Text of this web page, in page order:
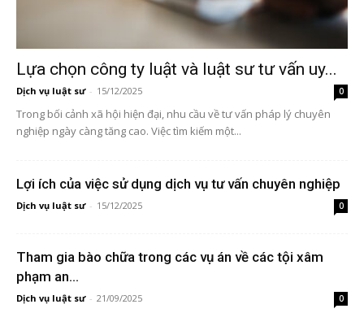
Lựa chọn công ty luật và luật sư tư vấn uy...
Dịch vụ luật sư - 15/12/2025 0
Trong bối cảnh xã hội hiện đại, nhu cầu về tư vấn pháp lý chuyên
nghiệp ngày càng tăng cao. Việc tìm kiếm một...
Lợi ích của việc sử dụng dịch vụ tư vấn chuyên nghiệp
Dịch vụ luật sư - 15/12/2025 0
Tham gia bào chữa trong các vụ án về các tội xâm
phạm an...
Dịch vụ luật sư - 21/09/2025 0